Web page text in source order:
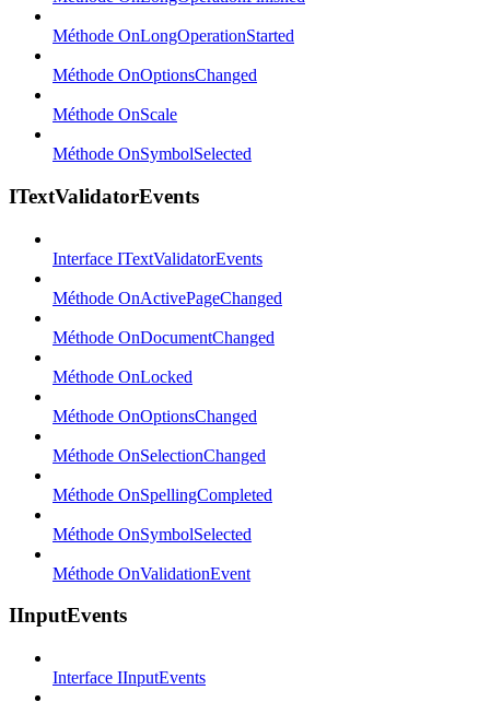
Méthode OnLongOperationStarted
Méthode OnOptionsChanged
Méthode OnScale
Méthode OnSymbolSelected
ITextValidatorEvents
Interface ITextValidatorEvents
Méthode OnActivePageChanged
Méthode OnDocumentChanged
Méthode OnLocked
Méthode OnOptionsChanged
Méthode OnSelectionChanged
Méthode OnSpellingCompleted
Méthode OnSymbolSelected
Méthode OnValidationEvent
IInputEvents
Interface IInputEvents